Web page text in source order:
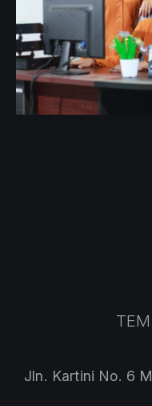
Jln. Kartini No. 6